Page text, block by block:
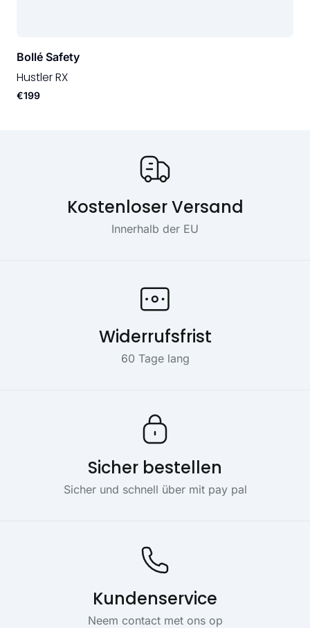
Bollé Safety
Hustler RX
€199
Kostenloser Versand
Innerhalb der EU
Widerrufsfrist
60 Tage lang
Sicher bestellen
Sicher und schnell über mit pay pal
Kundenservice
Neem contact met ons op